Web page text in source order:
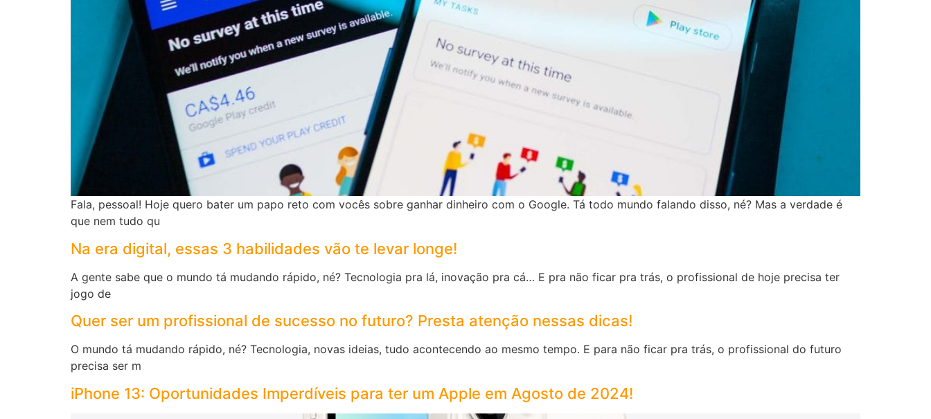
Fala, pessoal! Hoje quero bater um papo reto com vocês sobre ganhar dinheiro com o Google. Tá todo mundo falando disso, né? Mas a verdade é
que nem tudo qu
Na era digital, essas 3 habilidades vão te levar longe!
A gente sabe que o mundo tá mudando rápido, né? Tecnologia pra lá, inovação pra cá… E pra não ficar pra trás, o profissional de hoje precisa ter
jogo de
Quer ser um profissional de sucesso no futuro? Presta atenção nessas dicas!
O mundo tá mudando rápido, né? Tecnologia, novas ideias, tudo acontecendo ao mesmo tempo. E para não ficar pra trás, o profissional do futuro
precisa ser m
iPhone 13: Oportunidades Imperdíveis para ter um Apple em Agosto de 2024!